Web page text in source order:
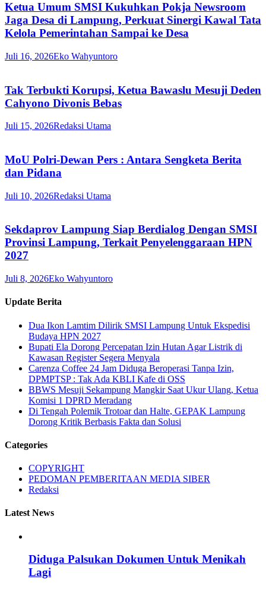
Ketua Umum SMSI Kukuhkan Pokja Newsroom
Jaga Desa di Lampung, Perkuat Sinergi Kawal Tata
Kelola Pemerintahan Sampai ke Desa
Juli 16, 2026Eko Wahyuntoro
Tak Terbukti Korupsi, Ketua Bawaslu Mesuji Deden
Cahyono Divonis Bebas
Juli 15, 2026Redaksi Utama
MoU Polri-Dewan Pers : Antara Sengketa Berita
dan Pidana
Juli 10, 2026Redaksi Utama
Sekdaprov Lampung Siap Berdialog Dengan SMSI
Provinsi Lampung, Terkait Penyelenggaraan HPN
2027
Juli 8, 2026Eko Wahyuntoro
Update Berita
Dua Ikon Lamtim Dilirik SMSI Lampung Untuk Ekspedisi
Budaya HPN 2027
Bupati Ela Dorong Percepatan Izin Hutan Agar Listrik di
Kawasan Register Segera Menyala
Carenza Coffee 24 Jam Diduga Beroperasi Tanpa Izin,
DPMPTSP : Tak Ada KBLI Kafe di OSS
BBWS Mesuji Sekampung Mangkir Saat Ukur Ulang, Ketua
Komisi 1 DPRD Meradang
Di Tengah Polemik Trotoar dan Halte, GEPAK Lampung
Dorong Kritik Berbasis Fakta dan Solusi
Categories
COPYRIGHT
PEDOMAN PEMBERITAAN MEDIA SIBER
Redaksi
Latest News
Diduga Palsukan Dokumen Untuk Menikah
Lagi